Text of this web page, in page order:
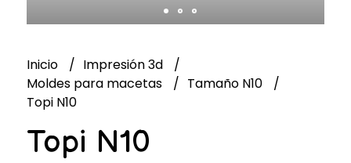
Inicio
Impresión 3d
Moldes para macetas
Tamaño N10
Topi N10
Topi N10